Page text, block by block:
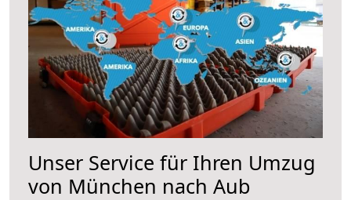
Unser Service für Ihren Umzug
von München nach Aub